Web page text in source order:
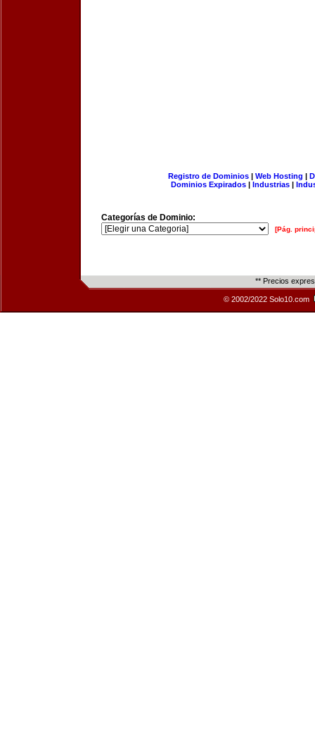
Registro de Dominios| Web Hosting |
Dominios Expirados | Industrias |
Categorías de Dominio:
[Pág.
** Precios
© 2002/2022 Solo10.com